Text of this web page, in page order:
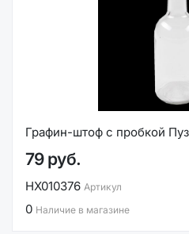
Графин-штоф с пробкой
79 руб.
НХ010376 Артикул
0 Наличие в магазине